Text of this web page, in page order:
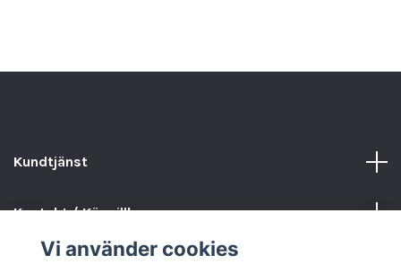
Kundtjänst
Kontakt / Köpvillkor
Vi använder cookies